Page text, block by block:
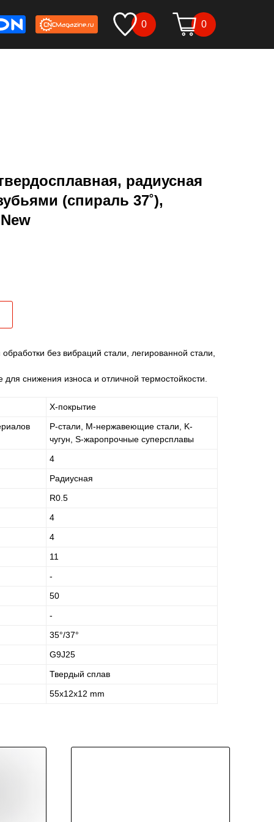
0
0
радиусная
(спираль 37˚),
без вибраций стали, легированной стали,
снижения износа и отличной термостойкости.
X-покрытие
P-стали, M-нержавеющие стали, K-
чугун, S-жаропрочные суперсплавы
4
Радиусная
R0.5
4
4
11
-
50
-
35°/37°
G9J25
Твердый сплав
55x12x12 mm